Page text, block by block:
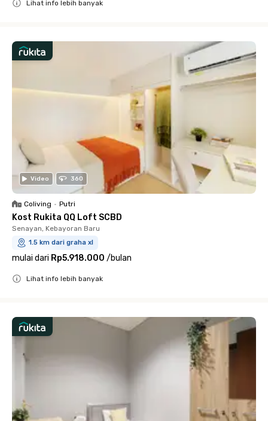
Lihat info lebih banyak
Video 360
Coliving • Putri
Kost Rukita QQ Loft SCBD
Senayan, Kebayoran Baru
1.5 km dari graha xl
mulai dari Rp5.918.000 /bulan
Lihat info lebih banyak